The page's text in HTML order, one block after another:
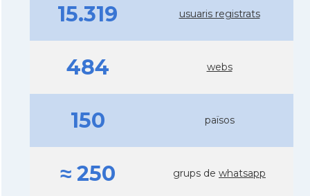
15.319 usuaris registrats
484 webs
150 països
≈ 250 grups de whatsapp